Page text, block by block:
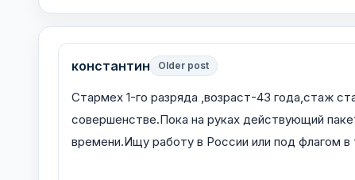
константин Older post
Стармех 1-го разряда ,возраст-43 года,стаж
совершенстве.Пока на руках действующий
времени.Ищу работу в России или под флагом в